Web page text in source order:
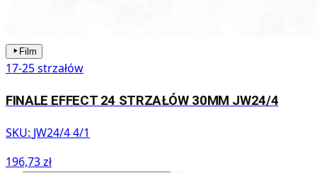
Film
17-25 strzałów
FINALE EFFECT 24 STRZAŁÓW 30MM JW24/4
SKU: JW24/4 4/1
196,73 zł